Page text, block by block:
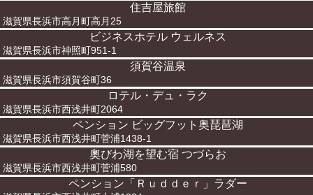
住吉屋旅館
滋賀県長浜市高月町高月25
ビジネスホテル ウェルネス
滋賀県長浜市神照町951-1
須賀谷温泉
滋賀県長浜市須賀谷町36
ロテル・デュ・ラク
滋賀県長浜市西浅井町2064
ペンション ビッグフット奥琵琶湖
滋賀県長浜市西浅井町菅浦1438-1
奧びわ湖を望む宿 つづらお
滋賀県長浜市西浅井町菅浦580
ペンション「Ｒｕｄｄｅｒ」ラダー